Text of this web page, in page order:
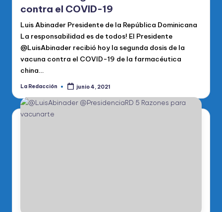
contra el COVID-19
Luis Abinader Presidente de la República Dominicana
La responsabilidad es de todos! El Presidente
@LuisAbinader recibió hoy la segunda dosis de la
vacuna contra el COVID-19 de la farmacéutica
china…
Publicado
La Redacción junio 4, 2021